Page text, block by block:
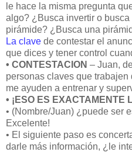
le hace la misma pregunta
algo? ¿Busca invertir o
pirámide? ¿Busca una
La clave de contestar el
que dices y tener control
• CONTESTACION – Juan,
personas claves que
me ayuden a entrenar y
• ¡ESO ES EXACTAMENTE
• (Nombre/Juan) ¿puede ser
Excelente!
• El siguiente paso es
darle más información, ¿le